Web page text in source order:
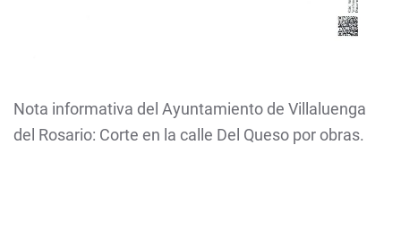
Nota informativa del Ayuntamiento de Villaluenga
del Rosario: Corte en la calle Del Queso por obras.